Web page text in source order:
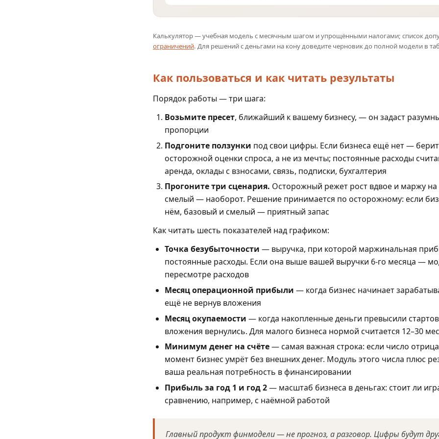
13 961 624 372 253 38
16 1 081 702 377 325
17 1 124 730
760
19
385
21 1 315 855 387 468 70
22 1 367 889 389 500
23 1 422 924 391 534 80
24 1 479 961 393 569 85
Калькулятор — учебная модель с месячным шагом и упрощёнными налогами; список
ограничений. Для решений с деньгами на кону доведите черновик до полной модели в
Как пользоваться и как читать результаты
Порядок работы — три шага:
Возьмите пресет, ближайший к вашему бизнесу, — он задаст
пропорции
Подгоните ползунки под свои цифры. Если бизнеса ещё нет —
осторожной оценки спроса, а не из мечты; постоянные расходы
аренда, оклады с взносами, связь, подписки, бухгалтерия
Прогоните три сценария. Осторожный режет рост вдвое и маржу на
смелый — наоборот. Решение принимается по осторожному: если
нём, базовый и смелый — приятный запас
Как читать шесть показателей над графиком:
Точка безубыточности — выручка, при которой маржинальная
постоянные расходы. Если она выше вашей выручки 6-го месяца —
пересмотре расходов
Месяц операционной прибыли — когда бизнес начинает
ещё не вернув вложения
Месяц окупаемости — когда накопленные деньги превысили
вложения вернулись. Для малого бизнеса нормой считается 12–30
Минимум денег на счёте— самая важная строка: если число
момент бизнес умрёт без внешних денег. Модуль этого числа плюс
ваша реальная потребность в финансировании
Прибыль за год 1 и год 2— масштаб бизнеса в деньгах: стоит ли
сравнению, например, с наёмной работой
Главный продукт финмодели — не прогноз, а разговор. Цифры будут